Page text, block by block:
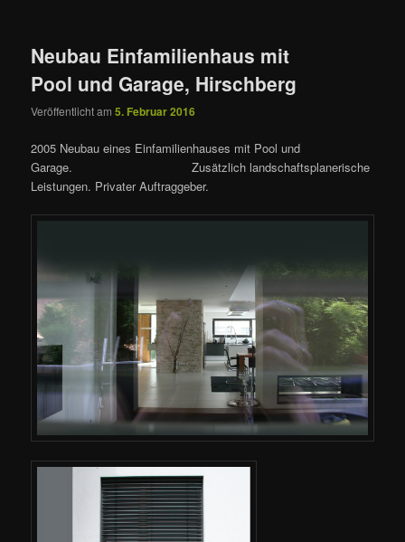
Neubau Einfamilienhaus mit
Pool und Garage, Hirschberg
Veröffentlicht am5. Februar 2016
2005 Neubau eines Einfamilienhauses mit Pool und
Garage. Zusätzlich landschaftsplanerische
Leistungen. Privater Auftraggeber.